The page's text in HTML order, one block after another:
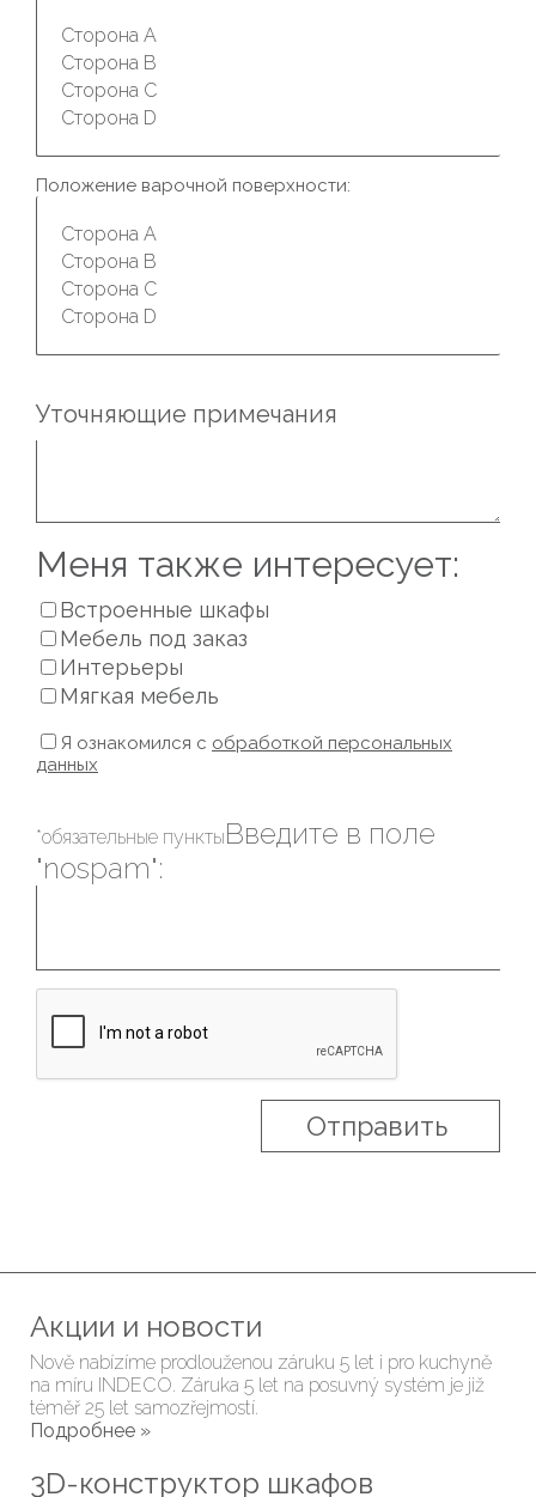
Положение варочной поверхности:
Уточняющие примечания
Меня также интересует:
Встроенные шкафы
Мебель под заказ
Интерьеры
Мягкая мебель
Я ознакомился с обработкой персональных
данных
*обязательные пунктыВведите в поле
"nospam":
Акции и новости
Nově nabízíme prodlouženou záruku 5 let i pro kuchyně
na míru INDECO. Záruka 5 let na posuvný systém je již
téměř 25 let samozřejmostí.
Подробнее »
3D-конструктор шкафов